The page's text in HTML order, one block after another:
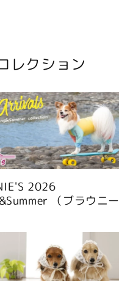
レクション
2026
（ブラウニー